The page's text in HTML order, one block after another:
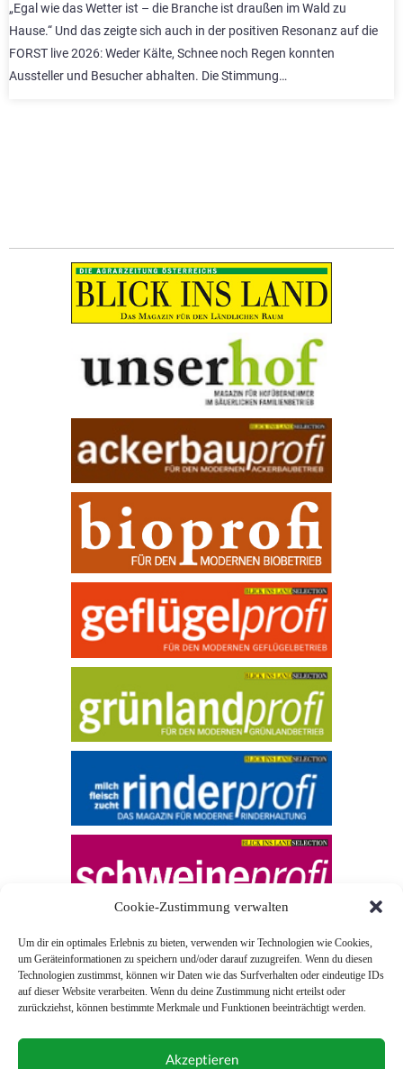
Cookie-Zustimmung verwalten
Um dir ein optimales Erlebnis zu bieten, verwenden wir Technologien wie Cookies,
um Geräteinformationen zu speichern und/oder darauf zuzugreifen. Wenn du diesen
Technologien zustimmst, können wir Daten wie das Surfverhalten oder eindeutige IDs
auf dieser Website verarbeiten. Wenn du deine Zustimmung nicht erteilst oder
zurückziehst, können bestimmte Merkmale und Funktionen beeinträchtigt werden.
Akzeptieren
„Egal wie das Wetter ist – die Branche ist draußen im Wald zu
Hause.“ Und das zeigte sich auch in der positiven Resonanz auf die
FORST live 2026: Weder Kälte, Schnee noch Regen konnten
Aussteller und Besucher abhalten. Die Stimmung…
© 2026 Blick ins Land